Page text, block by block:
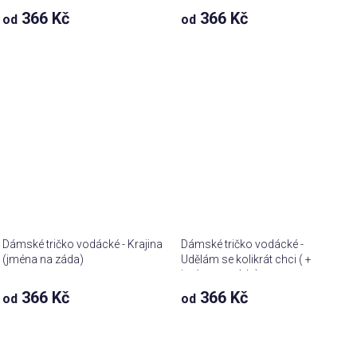
od 366 Kč od 366 Kč
Dámské tričko vodácké - Krajina
(jména na záda)
od 366 Kč
Dámské tričko vodácké -
Udělám se kolikrát chci ( +
jméno na záda)
od 366 Kč